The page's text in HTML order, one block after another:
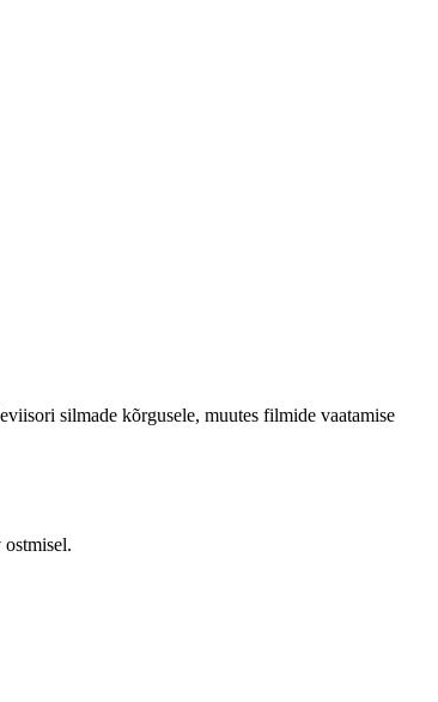
silmade kõrgusele, muutes filmide vaatamise